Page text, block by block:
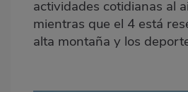
actividades cotidianas al
mientras que el 4 está
alta montaña y los